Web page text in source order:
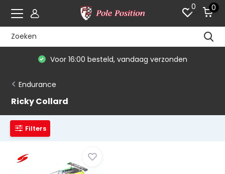
0 0
Voor 16:00 besteld, vandaag verzonden
Endurance
Ricky Collard
Filters